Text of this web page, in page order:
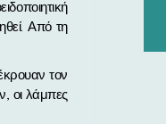
Από τη
τον
οι λάμπες